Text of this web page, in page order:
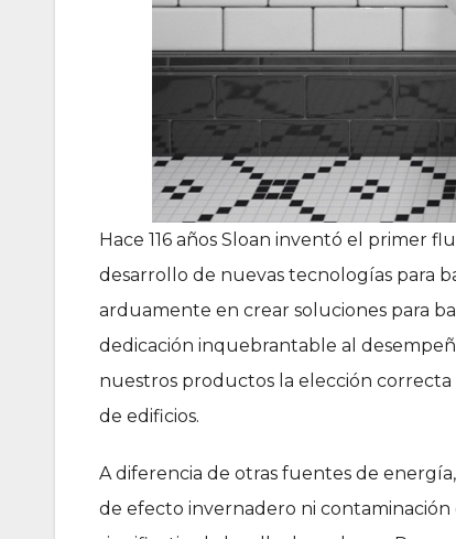
Hace 116 años Sloan inventó el primer
desarrollo de nuevas tecnologías para
arduamente en crear soluciones para
dedicación inquebrantable al
nuestros productos la elección correcta
de edificios.
A diferencia de otras fuentes de
de efecto invernadero ni